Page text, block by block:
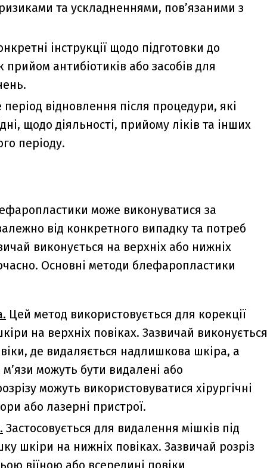
та ускладненнями, пов’язаними з
інструкції щодо підготовки до
антибіотиків або засобів для
відновлення після процедури, які
щодо діяльності, прийому ліків та інших
періоду.
може виконуватися за
від конкретного випадку та потреб
виконується на верхніх або нижніх
Основні методи блефаропластики
Цей метод використовується для корекції
на верхніх повіках. Зазвичай виконується
де видаляється надлишкова шкіра, а
можуть бути видалені або
можуть використовуватися хірургічні
або лазерні пристрої.
Застосовується для видалення мішків під
шкіри на нижніх повіках. Зазвичай розріз